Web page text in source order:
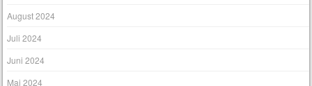
August 2024
Juli 2024
Juni 2024
Mai 2024